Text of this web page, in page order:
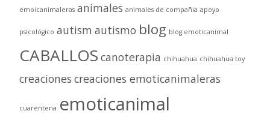
emoicanimaleras animales animales de compañia apoyo
psicológico autism autismo blog blog emoticanimal
CABALLOS canoterapia chihuahua chihuahua toy
creaciones creaciones emoticanimaleras
cuarentena emoticanimal